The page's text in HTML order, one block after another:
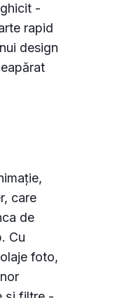
-
rapid
design
care
de
Cu
foto,